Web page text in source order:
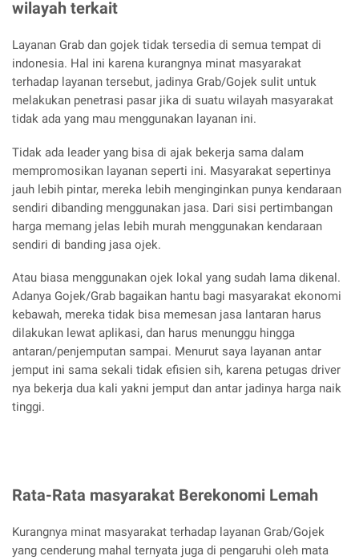
wilayah terkait
Layanan Grab dan gojek tidak tersedia di semua tempat di
indonesia. Hal ini karena kurangnya minat masyarakat
terhadap layanan tersebut, jadinya Grab/Gojek sulit untuk
melakukan penetrasi pasar jika di suatu wilayah masyarakat
tidak ada yang mau menggunakan layanan ini.
Tidak ada leader yang bisa di ajak bekerja sama dalam
mempromosikan layanan seperti ini. Masyarakat sepertinya
jauh lebih pintar, mereka lebih menginginkan punya kendaraan
sendiri dibanding menggunakan jasa. Dari sisi pertimbangan
harga memang jelas lebih murah menggunakan kendaraan
sendiri di banding jasa ojek.
Atau biasa menggunakan ojek lokal yang sudah lama dikenal.
Adanya Gojek/Grab bagaikan hantu bagi masyarakat ekonomi
kebawah, mereka tidak bisa memesan jasa lantaran harus
dilakukan lewat aplikasi, dan harus menunggu hingga
antaran/penjemputan sampai. Menurut saya layanan antar
jemput ini sama sekali tidak efisien sih, karena petugas driver
nya bekerja dua kali yakni jemput dan antar jadinya harga naik
tinggi.
Rata-Rata masyarakat Berekonomi Lemah
Kurangnya minat masyarakat terhadap layanan Grab/Gojek
yang cenderung mahal ternyata juga di pengaruhi oleh mata